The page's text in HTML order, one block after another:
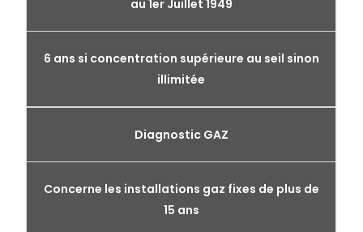
au 1er Juillet 1949
6 ans si concentration supérieure au seil sinon
illimitée
Diagnostic GAZ
Concerne les installations gaz fixes de plus de
15 ans